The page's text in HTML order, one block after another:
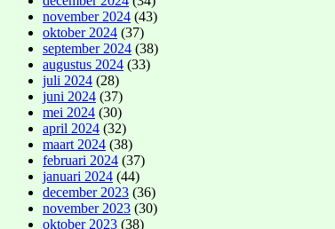
november 2024 (43)
oktober 2024 (37)
september 2024 (38)
augustus 2024 (33)
juli 2024 (28)
juni 2024 (37)
mei 2024 (30)
april 2024 (32)
maart 2024 (38)
februari 2024 (37)
januari 2024 (44)
december 2023 (36)
november 2023 (30)
oktober 2023 (38)